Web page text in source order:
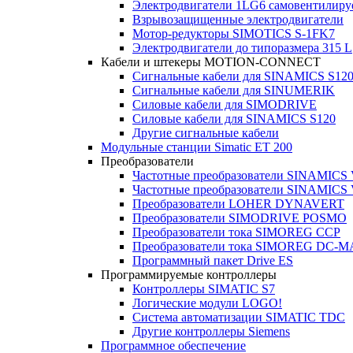
Электродвигатели 1LG6
Взрывозащищенные электродвигатели
Мотор-редукторы SIMOTICS S-1FK7
Электродвигатели до типоразмера 315 L
Кабели и штекеры MOTION-CONNECT
Сигнальные кабели для SINAMICS S120
Сигнальные кабели для SINUMERIK
Силовые кабели для SIMODRIVE
Силовые кабели для SINAMICS S120
Другие сигнальные кабели
Модульные станции Simatic ET 200
Преобразователи
Частотные преобразователи SINAMICS
Частотные преобразователи SINAMICS
Преобразователи LOHER DYNAVERT
Преобразователи SIMODRIVE POSMO
Преобразователи тока SIMOREG CCP
Преобразователи тока SIMOREG DC-
Программный пакет Drive ES
Программируемые контроллеры
Контроллеры SIMATIC S7
Логические модули LOGO!
Система автоматизации SIMATIC TDC
Другие контроллеры Siemens
Программное обеспечение